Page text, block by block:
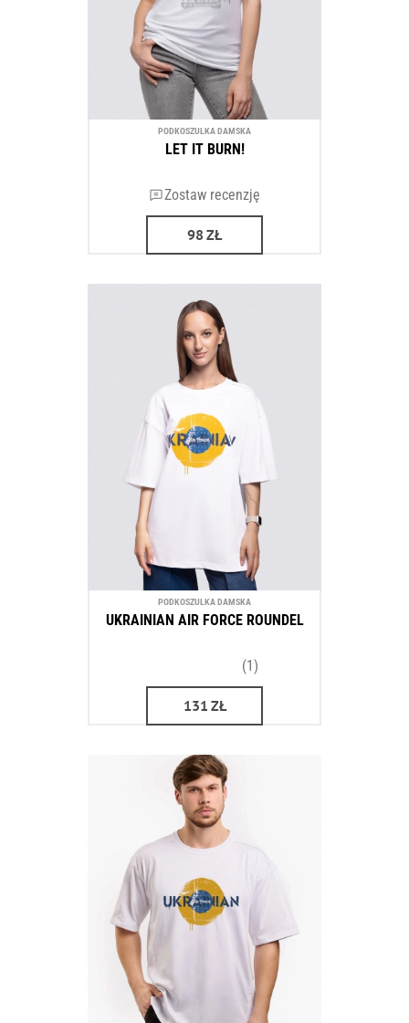
PODKOSZULKA DAMSKA
LET IT BURN!
Zostaw recenzję
98 ZŁ
PODKOSZULKA DAMSKA
UKRAINIAN AIR FORCE ROUNDEL
(1)
131 ZŁ